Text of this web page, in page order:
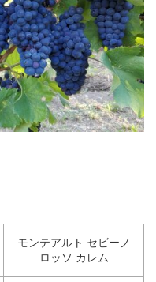
モンテアルト セビーノ
ロッソ カレム